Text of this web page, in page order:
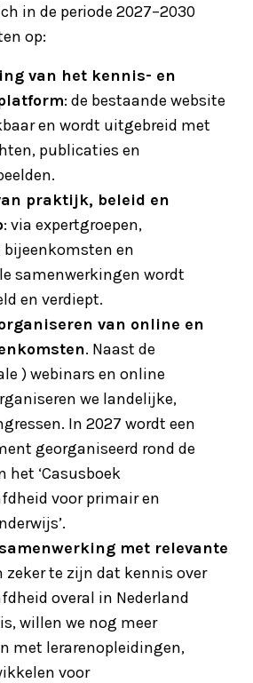
in de periode 2027–2030
op:
van het kennis- en
: de bestaande website
en wordt uitgebreid met
publicaties en
praktijk, beleid en
: via expertgroepen,
en
samenwerkingen wordt
en verdiept.
van online en
. Naast de
) webinars en online
we landelijke,
In 2027 wordt een
georganiseerd rond de
het ‘Casusboek
voor primair en
met relevante
zeker te zijn dat kennis over
overal in Nederland
willen we nog meer
met lerarenopleidingen,
voor